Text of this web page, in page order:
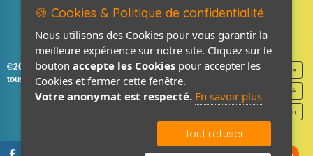
©2026-2027 France Accastillage
tous droits réservés
Mentions légales
Politique de confidentialité
Contact / Plan
🍪 Cookies & Politique de confidentialité
Nous utilisons des Cookies pour vous garantir la
meilleure expérience sur notre site. Cliquez sur le
bouton accepte les Cookies pour accepter les
Cookies et fermer cette fenêtre.
Votre anonymat est respecté. En savoir plus
Tout refuser